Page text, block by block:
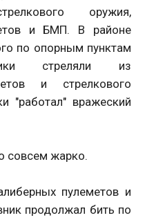
оружия,
и БМП. В районе
по опорным пунктам
стреляли из
и стрелкового
"работал" вражеский
совсем жарко.
пулеметов и
продолжал бить по